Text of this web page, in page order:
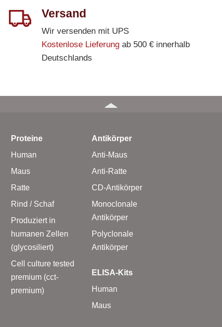
Versand
Wir versenden mit UPS
Kostenlose Lieferungab 500 € innerhalb
Deutschlands
Proteine
Human
Maus
Ratte
Rind / Schaf
Produziert in
humanen Zellen
(glycosiliert)
Cell culture tested
premium (cct-
premium)
Antikörper
Anti-Maus
Anti-Ratte
CD-Antikörper
Monoclonale
Antikörper
Polyclonale
Antikörper
ELISA-Kits
Human
Maus